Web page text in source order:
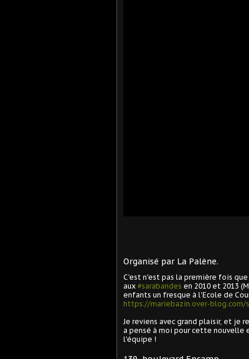
Organisé par La Palène.
C'est n'est pas la première fois que
aux #sarabandes en 2010 et 2013
enfants un fresque à l'Ecole de
https://mariebazin.over-blog.com/
Je reviens avec grand plaisir, et je
a pensé à moi pour cette nouvelle
l'équipe !